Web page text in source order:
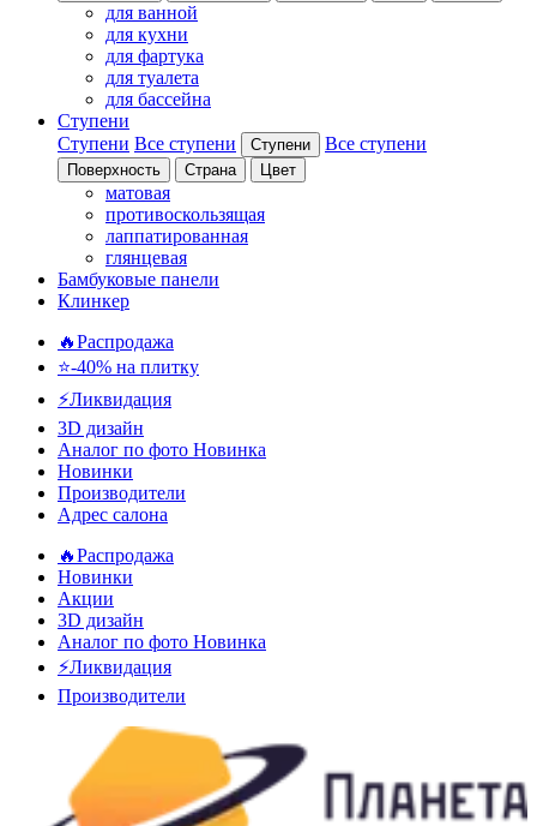
для ванной
для кухни
для фартука
для туалета
для бассейна
Ступени
Ступени Все ступени Ступени Все ступени
Поверхность Страна Цвет
матовая
противоскользящая
лаппатированная
глянцевая
Бамбуковые панели
Клинкер
🔥Распродажа
⭐-40% на плитку
⚡️Ликвидация
3D дизайн
Аналог по фото Новинка
Новинки
Производители
Адрес салона
🔥Распродажа
Новинки
Акции
3D дизайн
Аналог по фото Новинка
⚡Ликвидация
Производители